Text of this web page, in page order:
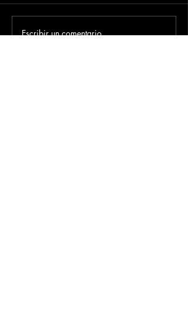
Escribir un comentario...